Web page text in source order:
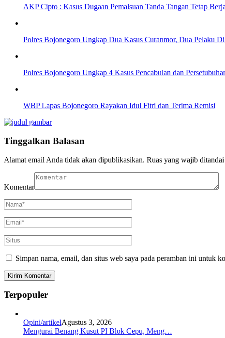
AKP Cipto : Kasus Dugaan Pemalsuan Tanda Tangan Tetap
Polres Bojonegoro Ungkap Dua Kasus Curanmor, Dua Pelaku
Polres Bojonegoro Ungkap 4 Kasus Pencabulan dan
WBP Lapas Bojonegoro Rayakan Idul Fitri dan Terima Remisi
Tinggalkan Balasan
Alamat email Anda tidak akan dipublikasikan. Ruas yang wajib ditandai
Komentar
Simpan nama, email, dan situs web saya pada peramban ini untuk
Terpopuler
Opini/artikelAgustus 3, 2026
Mengurai Benang Kusut PI Blok Cepu, Meng…